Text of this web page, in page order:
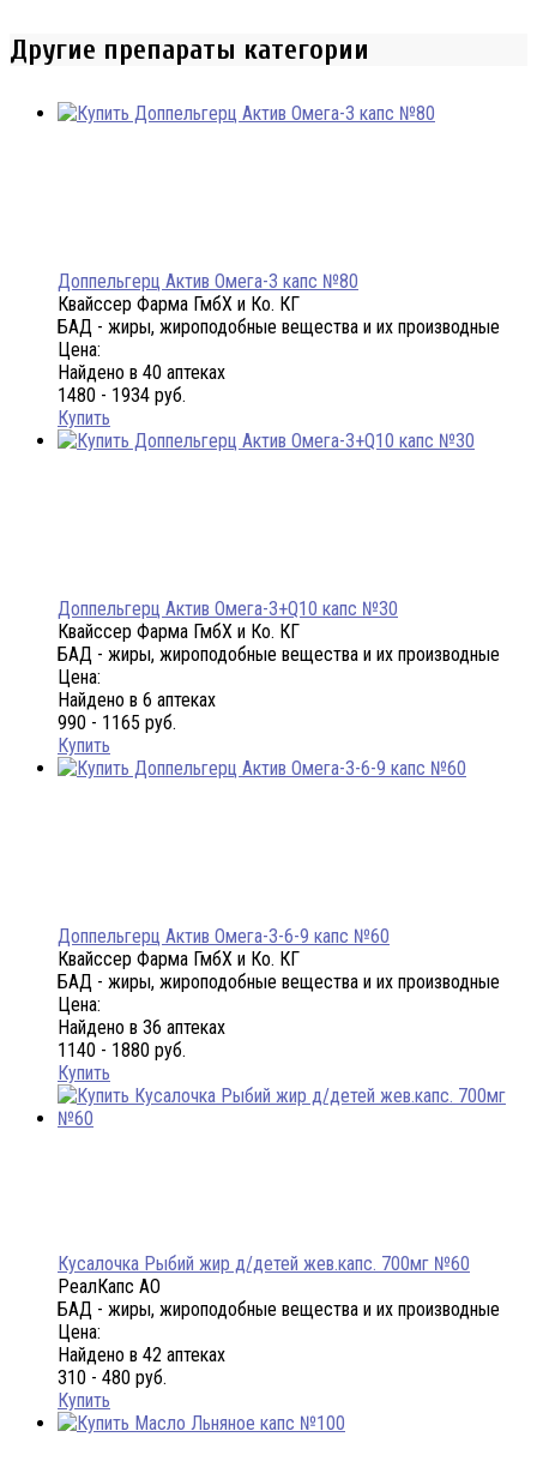
Другие препараты категории
Доппельгерц Актив Омега-3 капс №80
Квайссер Фарма ГмбХ и Ко. КГ
БАД - жиры, жироподобные вещества и их производные
Цена:
Найдено в 40 аптеках
1480 - 1934 руб.
Купить
Доппельгерц Актив Омега-3+Q10 капс №30
Квайссер Фарма ГмбХ и Ко. КГ
БАД - жиры, жироподобные вещества и их производные
Цена:
Найдено в 6 аптеках
990 - 1165 руб.
Купить
Доппельгерц Актив Омега-3-6-9 капс №60
Квайссер Фарма ГмбХ и Ко. КГ
БАД - жиры, жироподобные вещества и их производные
Цена:
Найдено в 36 аптеках
1140 - 1880 руб.
Купить
Кусалочка Рыбий жир д/детей жев.капс. 700мг №60
РеалКапс АО
БАД - жиры, жироподобные вещества и их производные
Цена:
Найдено в 42 аптеках
310 - 480 руб.
Купить